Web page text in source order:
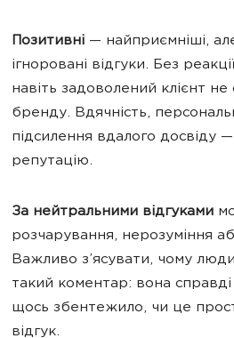
Позитивні — найприємніші,
ігноровані відгуки. Без
навіть задоволений клієнт
бренду. Вдячність,
підсилення вдалого досвіду
репутацію.
За нейтральними відгуками
розчарування, нерозуміння
Важливо з’ясувати, чому
такий коментар: вона справді
щось збентежило, чи це
відгук.